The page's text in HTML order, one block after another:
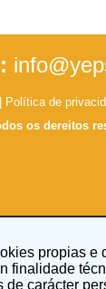
Política de
os dereitos
propias e
finalidade
de carácter